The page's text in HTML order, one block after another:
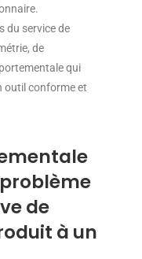
du service de
de
qui
outil conforme et
de
à un